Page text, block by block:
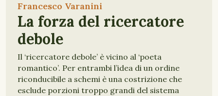
Francesco Varanini
La forza del ricercatore
debole
Il ‘ricercatore debole’ è vicino al ‘poeta
romantico’. Per entrambi l’idea di un ordine
riconducibile a schemi è una costrizione che
esclude porzioni troppo grandi del sistema